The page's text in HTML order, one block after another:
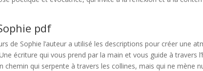
pdf
de Sophie l’auteur a utilisé les descriptions pour créer une
écriture qui vous prend par la main et vous guide à travers
chemin qui serpente à travers les collines, mais qui ne mène